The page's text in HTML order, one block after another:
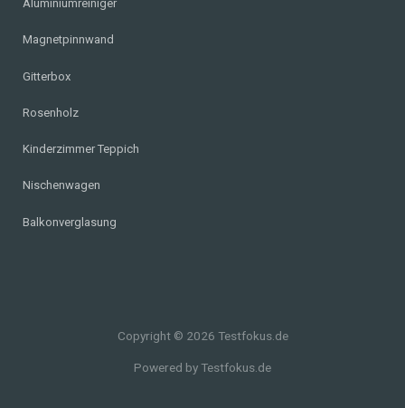
Aluminiumreiniger
Magnetpinnwand
Gitterbox
Rosenholz
Kinderzimmer Teppich
Nischenwagen
Balkonverglasung
Copyright © 2026 Testfokus.de
Powered by Testfokus.de